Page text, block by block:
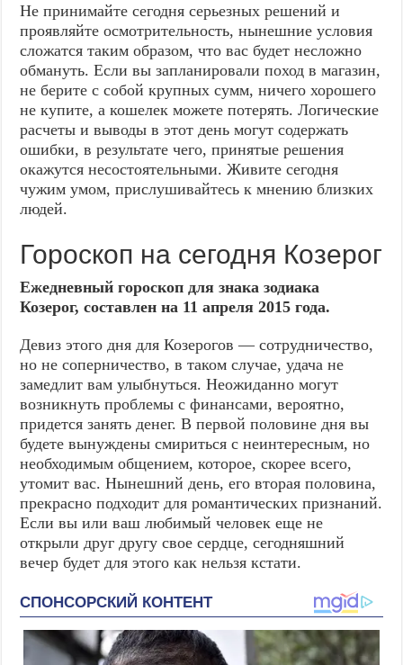
Не принимайте сегодня серьезных решений и
проявляйте осмотрительность, нынешние условия
сложатся таким образом, что вас будет несложно
обмануть. Если вы запланировали поход в магазин,
не берите с собой крупных сумм, ничего хорошего
не купите, а кошелек можете потерять. Логические
расчеты и выводы в этот день могут содержать
ошибки, в результате чего, принятые решения
окажутся несостоятельными. Живите сегодня
чужим умом, прислушивайтесь к мнению близких
людей.
Гороскоп на сегодня Козерог
Ежедневный гороскоп для знака зодиака
Козерог, составлен на 11 апреля 2015 года.
Девиз этого дня для Козерогов — сотрудничество,
но не соперничество, в таком случае, удача не
замедлит вам улыбнуться. Неожиданно могут
возникнуть проблемы с финансами, вероятно,
придется занять денег. В первой половине дня вы
будете вынуждены смириться с неинтересным, но
необходимым общением, которое, скорее всего,
утомит вас. Нынешний день, его вторая половина,
прекрасно подходит для романтических признаний.
Если вы или ваш любимый человек еще не
открыли друг другу свое сердце, сегодняшний
вечер будет для этого как нельзя кстати.